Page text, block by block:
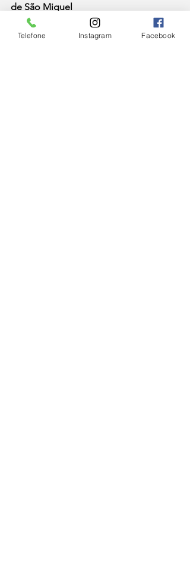
de São Miguel
14h – Show de prêmios
18h – Missa solene
Telefone Instagram Facebook